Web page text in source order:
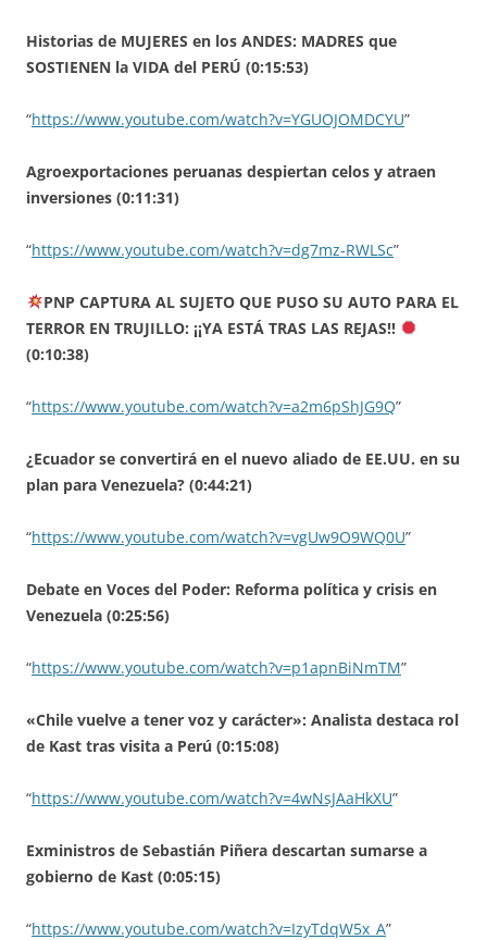
Historias de MUJERES en los ANDES: MADRES que
SOSTIENEN la VIDA del PERÚ (0:15:53)
“https://www.youtube.com/watch?v=YGUOJOMDCYU”
Agroexportaciones peruanas despiertan celos y atraen
inversiones (0:11:31)
“https://www.youtube.com/watch?v=dg7mz-RWLSc”
PNP CAPTURA AL SUJETO QUE PUSO SU AUTO PARA EL
TERROR EN TRUJILLO: ¡¡YA ESTÁ TRAS LAS REJAS!!
(0:10:38)
“https://www.youtube.com/watch?v=a2m6pShJG9Q”
¿Ecuador se convertirá en el nuevo aliado de EE.UU. en su
plan para Venezuela? (0:44:21)
“https://www.youtube.com/watch?v=vgUw9O9WQ0U”
Debate en Voces del Poder: Reforma política y crisis en
Venezuela (0:25:56)
“https://www.youtube.com/watch?v=p1apnBiNmTM”
«Chile vuelve a tener voz y carácter»: Analista destaca rol
de Kast tras visita a Perú (0:15:08)
“https://www.youtube.com/watch?v=4wNsJAaHkXU”
Exministros de Sebastián Piñera descartan sumarse a
gobierno de Kast (0:05:15)
“https://www.youtube.com/watch?v=IzyTdqW5x_A”